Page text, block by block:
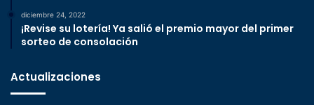
diciembre 24, 2022
¡Revise su lotería! Ya salió el premio mayor del primer
sorteo de consolación
Actualizaciones